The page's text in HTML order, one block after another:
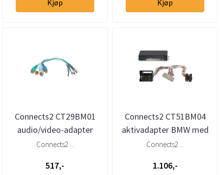
Kjøp Kjøp
Connects2 CT29BM01
audio/video-adapter
BMW med original TV-
Connects2 ...
517,-
Connects2 CT51BM04
aktivadapter BMW med
Fakra/Quadlock
Connects2 ...
1.106,-